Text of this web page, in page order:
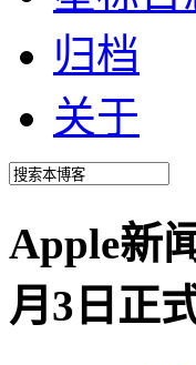
归档
关于
Apple新
月3日正